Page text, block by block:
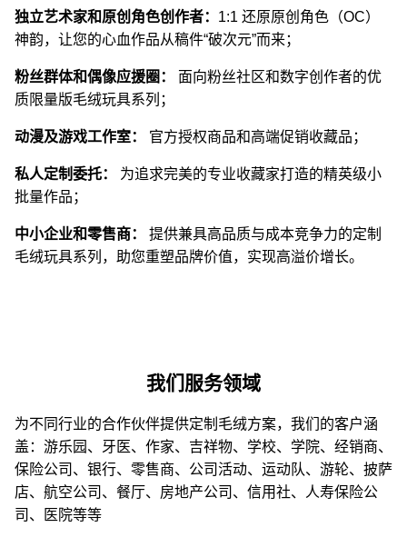
独立艺术家和原创角色创作者： 1:1 还原原创角色（OC）
神韵，让您的心血作品从稿件“破次元”而来；
粉丝群体和偶像应援圈：
面向粉丝社区和数字创作者的优
质限量版毛绒玩具系列；
动漫及游戏工作室： 官方授权商品和高端促销收藏品；
私人定制委托：
为追求完美的专业收藏家打造的精英级小
批量作品；
中小企业和零售商：
提供兼具高品质与成本竞争力的定制
毛绒玩具系列，助您重塑品牌价值，实现高溢价增长。
我们服务领域
为不同行业的合作伙伴提供定制毛绒方案，我们的客户涵
盖：游乐园、牙医、作家、吉祥物、学校、学院、经销商、
保险公司、银行、零售商、公司活动、运动队、游轮、披萨
店、航空公司、餐厅、房地产公司、信用社、人寿保险公
司、医院等等